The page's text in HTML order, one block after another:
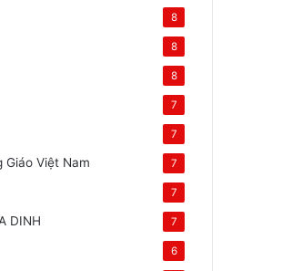
8
8
8
7
7
Giáo Việt Nam 7
7
DINH 7
6